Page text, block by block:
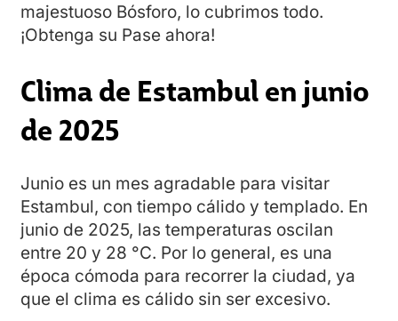
majestuoso Bósforo, lo cubrimos todo.
¡Obtenga su Pase ahora!
Clima de Estambul en junio
de 2025
Junio es un mes agradable para visitar
Estambul, con tiempo cálido y templado. En
junio de 2025, las temperaturas oscilan
entre 20 y 28 °C. Por lo general, es una
época cómoda para recorrer la ciudad, ya
que el clima es cálido sin ser excesivo.